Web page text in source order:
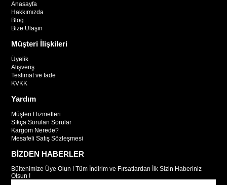
Anasayfa
Hakkımızda
Blog
Bize Ulaşın
Müşteri İlişkileri
Üyelik
Alışveriş
Teslimat ve İade
KVKK
Yardım
Müşteri Hizmetleri
Sıkça Sorulan Sorular
Kargom Nerede?
Mesafeli Satış Sözleşmesi
BİZDEN HABERLER
Bültenimize Üye Olun ! Tüm İndirim ve Fırsatlardan İlk Sizin Haberiniz
Olsun !